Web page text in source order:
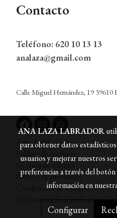
Contacto
Teléfono: 620 10 13 13
analaza@gmail.com
Calle Miguel Hernández, 19 39610
Aviso legal
Política de cookies
Gestión de cookies
Política de privacidad
Condiciones de compra
Declaración de accesibilidad
ANA LAZA LABRADOR
para obtener datos
usuarios y mejorar nuestros
preferencias a través del
información en
Configurar